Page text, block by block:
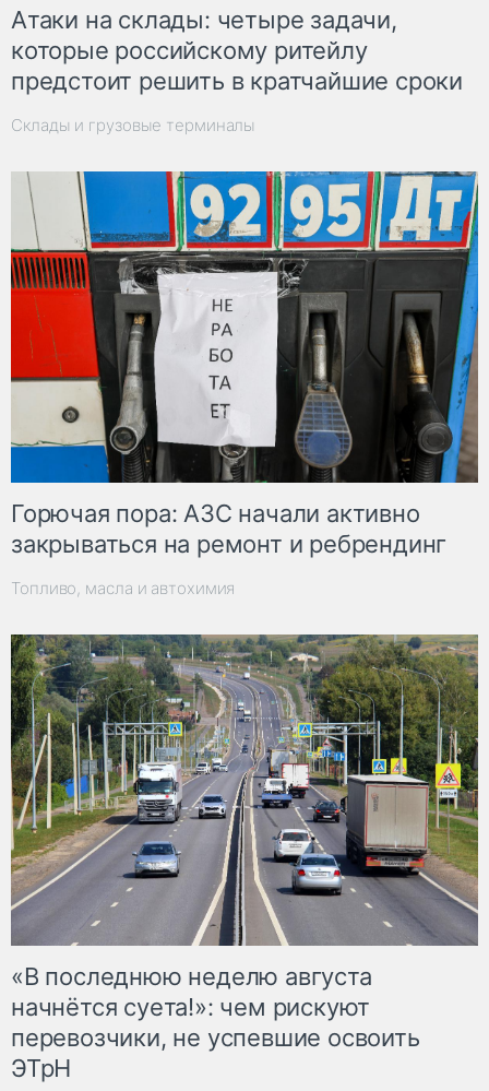
Атаки на склады: четыре задачи,
которые российскому ритейлу
предстоит решить в кратчайшие сроки
Склады и грузовые терминалы
Горючая пора: АЗС начали активно
закрываться на ремонт и ребрендинг
Топливо, масла и автохимия
«В последнюю неделю августа
начнётся суета!»: чем рискуют
перевозчики, не успевшие освоить
ЭТрН